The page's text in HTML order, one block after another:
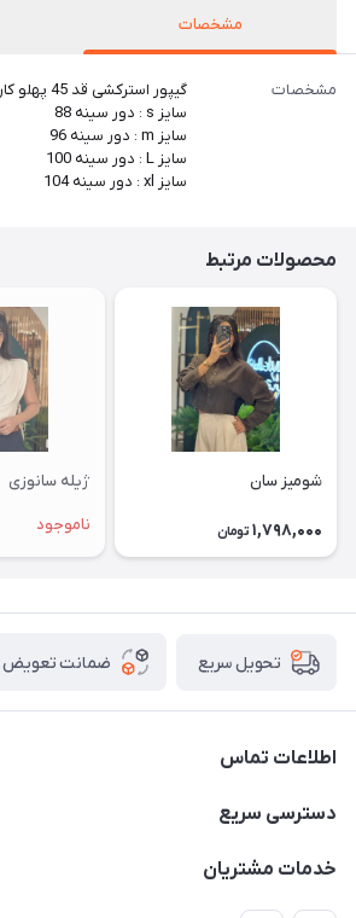
مشخصات
مشخصات
گیپور استرکشی قد 45 پهلو کار زیپ میخوره
سایز s : دور سینه 88
سایز m : دور سینه 96
سایز L : دور سینه 100
سایز xl : دور سینه 104
محصولات مرتبط
شومیز سان
1,798,000 تومان
ژیله سانوزی
ناموجود
تحویل سریع ضمانت تعویض
اطلاعات تماس
09912904806
دسترسی سریع
حساب کاربری
خدمات مشتریان